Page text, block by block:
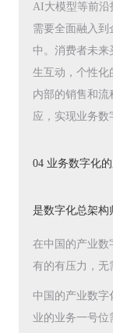
AI大模型等前沿
需要全面融入到
中。消费者未
生互动，个性化
内部的销售和
应，实现业务数
04 业务数字化
是数字化总架构
在中国的产业数
有的有压力，无
中国的产业数字
业的业务一号位